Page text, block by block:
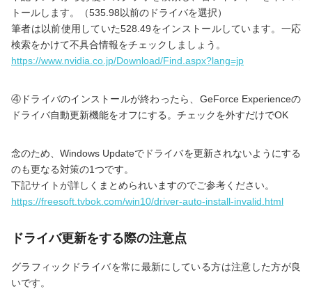
トールします。（535.98以前のドライバを選択）
筆者は以前使用していた528.49をインストールしています。一応
検索をかけて不具合情報をチェックしましょう。
https://www.nvidia.co.jp/Download/Find.aspx?lang=jp
④ドライバのインストールが終わったら、GeForce Experienceの
ドライバ自動更新機能をオフにする。チェックを外すだけでOK
念のため、Windows Updateでドライバを更新されないようにする
のも更なる対策の1つです。
下記サイトが詳しくまとめられいますのでご参考ください。
https://freesoft.tvbok.com/win10/driver-auto-install-invalid.html
ドライバ更新をする際の注意点
グラフィックドライバを常に最新にしている方は注意した方が良
いです。